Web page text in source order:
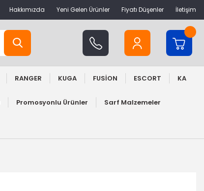
Hakkımızda Yeni Gelen Ürünler Fiyatı Düşenler İletişim
RANGER KUGA FUSİON ESCORT KA
Promosyonlu Ürünler Sarf Malzemeler